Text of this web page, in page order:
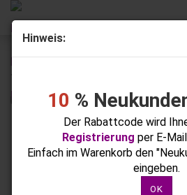
Hinweis:
10 %
Der Rabattcode wird
Registrierung per E-
Einfach im Warenkorb den
eingeben.
OK
« Erster « zurück weiter »
Letzter »
UV Gellack Golden Orange No.13,